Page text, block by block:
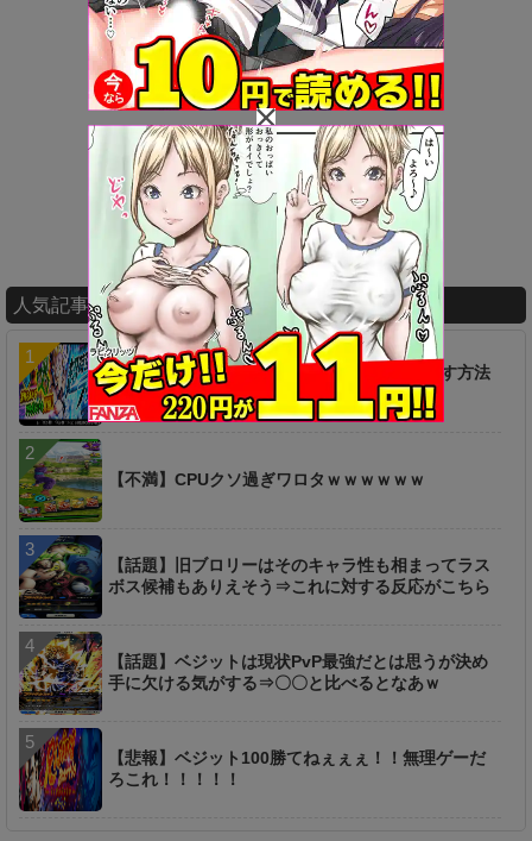
人気記事ランキング
【疑問】超時空ラッシュは一つ前からやり直す方法
は無いのか…？
【不満】CPUクソ過ぎワロタｗｗｗｗｗｗ
【話題】旧ブロリーはそのキャラ性も相まってラス
ボス候補もありえそう⇒これに対する反応がこちら
【話題】ベジットは現状PvP最強だとは思うが決め
手に欠ける気がする⇒〇〇と比べるとなあｗ
【悲報】ベジット100勝てねぇぇぇ！！無理ゲーだ
ろこれ！！！！！